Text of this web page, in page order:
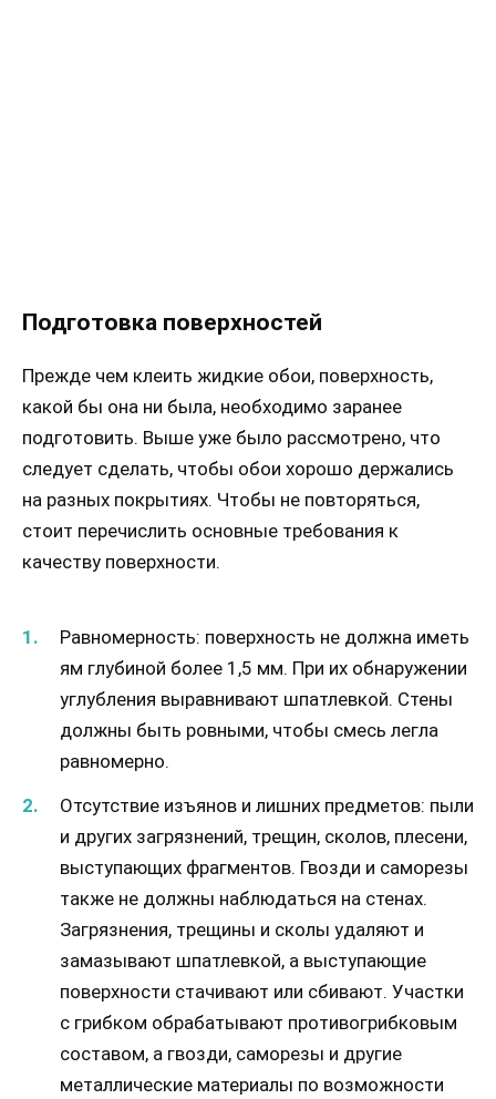
Подготовка поверхностей
Прежде чем клеить жидкие обои, поверхность,
какой бы она ни была, необходимо заранее
подготовить. Выше уже было рассмотрено, что
следует сделать, чтобы обои хорошо держались
на разных покрытиях. Чтобы не повторяться,
стоит перечислить основные требования к
качеству поверхности.
Равномерность: поверхность не должна иметь
ям глубиной более 1,5 мм. При их обнаружении
углубления выравнивают шпатлевкой. Стены
должны быть ровными, чтобы смесь легла
равномерно.
Отсутствие изъянов и лишних предметов: пыли
и других загрязнений, трещин, сколов, плесени,
выступающих фрагментов. Гвозди и саморезы
также не должны наблюдаться на стенах.
Загрязнения, трещины и сколы удаляют и
замазывают шпатлевкой, а выступающие
поверхности стачивают или сбивают. Участки
с грибком обрабатывают противогрибковым
составом, а гвозди, саморезы и другие
металлические материалы по возможности